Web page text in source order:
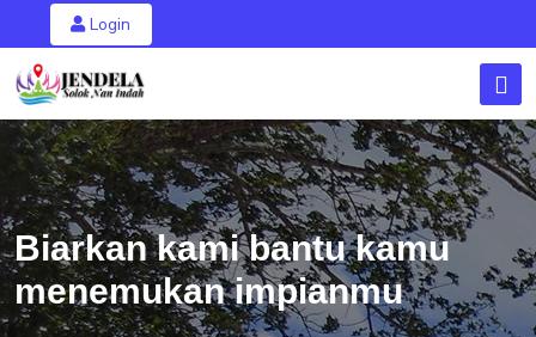
Login
Biarkan kami bantu kamu
menemukan impianmu